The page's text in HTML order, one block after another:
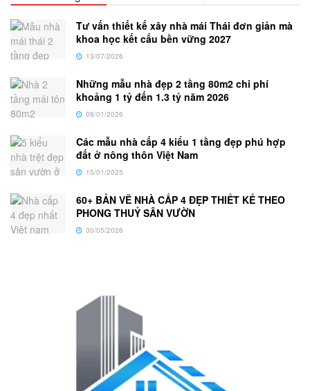
Tư vấn thiết kế xây nhà mái Thái đơn giản mà
khoa học kết cấu bền vững 2027
13/07/2026
Những mẫu nhà đẹp 2 tầng 80m2 chi phí
khoảng 1 tỷ đến 1.3 tỷ năm 2026
08/01/2026
Các mẫu nhà cấp 4 kiểu 1 tầng đẹp phú hợp
đất ở nông thôn Việt Nam
15/01/2025
60+ BẢN VẼ NHÀ CẤP 4 ĐẸP THIẾT KẾ THEO
PHONG THUỶ SÂN VƯỜN
30/05/2026